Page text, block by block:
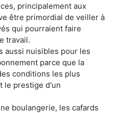
principalement aux
être primordial de veiller à
qui pourraient faire
travail.
aussi nuisibles pour les
parce que la
conditions les plus
le prestige d'un
boulangerie, les cafards